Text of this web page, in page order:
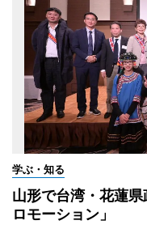
学ぶ・知る
山形で台湾・花蓮
ロモーション」